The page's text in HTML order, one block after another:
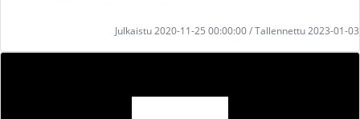
Julkaistu 2020-11-25 00:00:00 / Tallennettu 2023-01-03